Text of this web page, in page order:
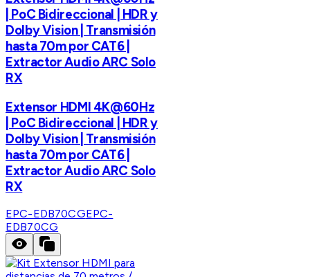
| PoC Bidireccional | HDR y
Dolby Vision | Transmisión
hasta 70m por CAT6 |
Extractor Audio ARC Solo
RX
Extensor HDMI 4K@60Hz
| PoC Bidireccional | HDR y
Dolby Vision | Transmisión
hasta 70m por CAT6 |
Extractor Audio ARC Solo
RX
EPC-EDB70CGEPC-
EDB70CG